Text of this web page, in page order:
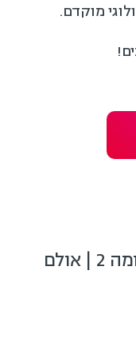
מוקדם.
יום רביעי 12/11 | בניין 3 | קומה 2 | אולם